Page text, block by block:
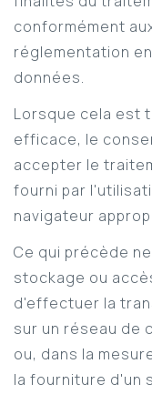
conformément
réglementation
données.
Lorsque cela est
efficace, le
accepter le
fourni par
navigateur
Ce qui précède
stockage ou
d'effectuer la
sur un réseau de
ou, dans la
la fourniture d'un